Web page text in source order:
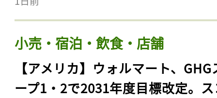
小売・宿泊・飲食・店舗
【アメリカ】ウォルマート、GHG
ープ1・2で2031年度目標改定。